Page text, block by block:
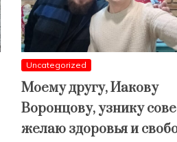
Uncategorized
Моему другу, Иакову
Воронцову, узнику
желаю здоровья и